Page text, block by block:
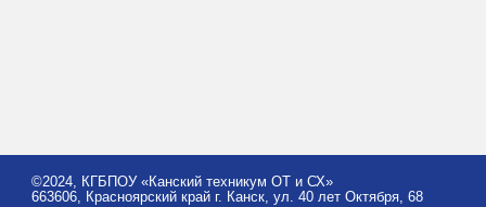
©2024, КГБПОУ «Канский техникум ОТ и СХ»
663606, Красноярский край г. Канск, ул. 40 лет Октября, 68